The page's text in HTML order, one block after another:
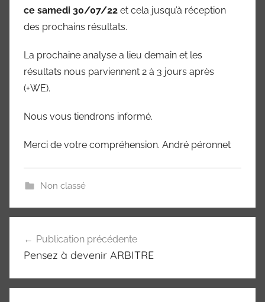
ce samedi 30/07/22 et cela jusqu’à réception
des prochains résultats.
La prochaine analyse a lieu demain et les
résultats nous parviennent 2 à 3 jours après
(+WE).
Nous vous tiendrons informé.
Merci de votre compréhension. André péronnet
Non classé
de
Publication précédente
Pensez à devenir ARBITRE